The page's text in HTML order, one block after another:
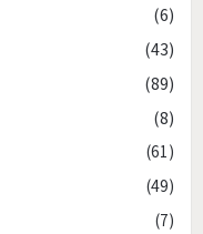
(6)
(43)
(89)
(8)
(61)
(49)
(7)